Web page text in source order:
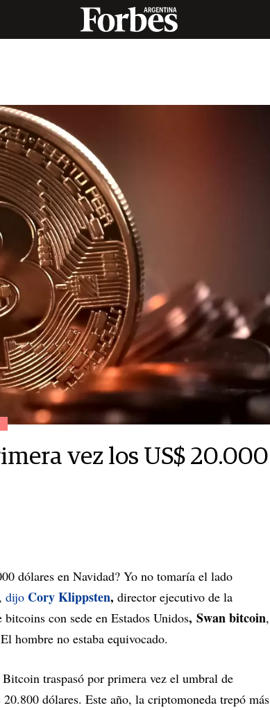
vez los US$ 20.000
dólares en Navidad? Yo no tomaría el lado
dijo Cory Klippsten, director ejecutivo de la
con sede en Estados Unidos, Swan bitcoin,
hombre no estaba equivocado.
traspasó por primera vez el umbral de
dólares. Este año, la criptomoneda trepó más